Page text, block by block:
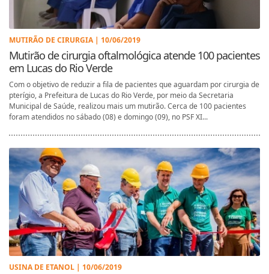
MUTIRÃO DE CIRURGIA | 10/06/2019
Mutirão de cirurgia oftalmológica atende 100 pacientes
em Lucas do Rio Verde
Com o objetivo de reduzir a fila de pacientes que aguardam por cirurgia de
pterígio, a Prefeitura de Lucas do Rio Verde, por meio da Secretaria
Municipal de Saúde, realizou mais um mutirão. Cerca de 100 pacientes
foram atendidos no sábado (08) e domingo (09), no PSF XI...
USINA DE ETANOL | 10/06/2019